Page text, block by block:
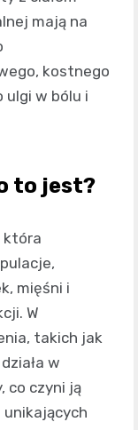
mają na
kostnego
ulgi w bólu i
to jest?
która
mięśni i
W
takich jak
w
co czyni ją